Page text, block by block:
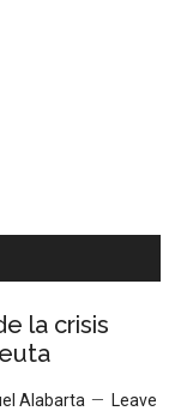
la crisis
Alabarta
Leave